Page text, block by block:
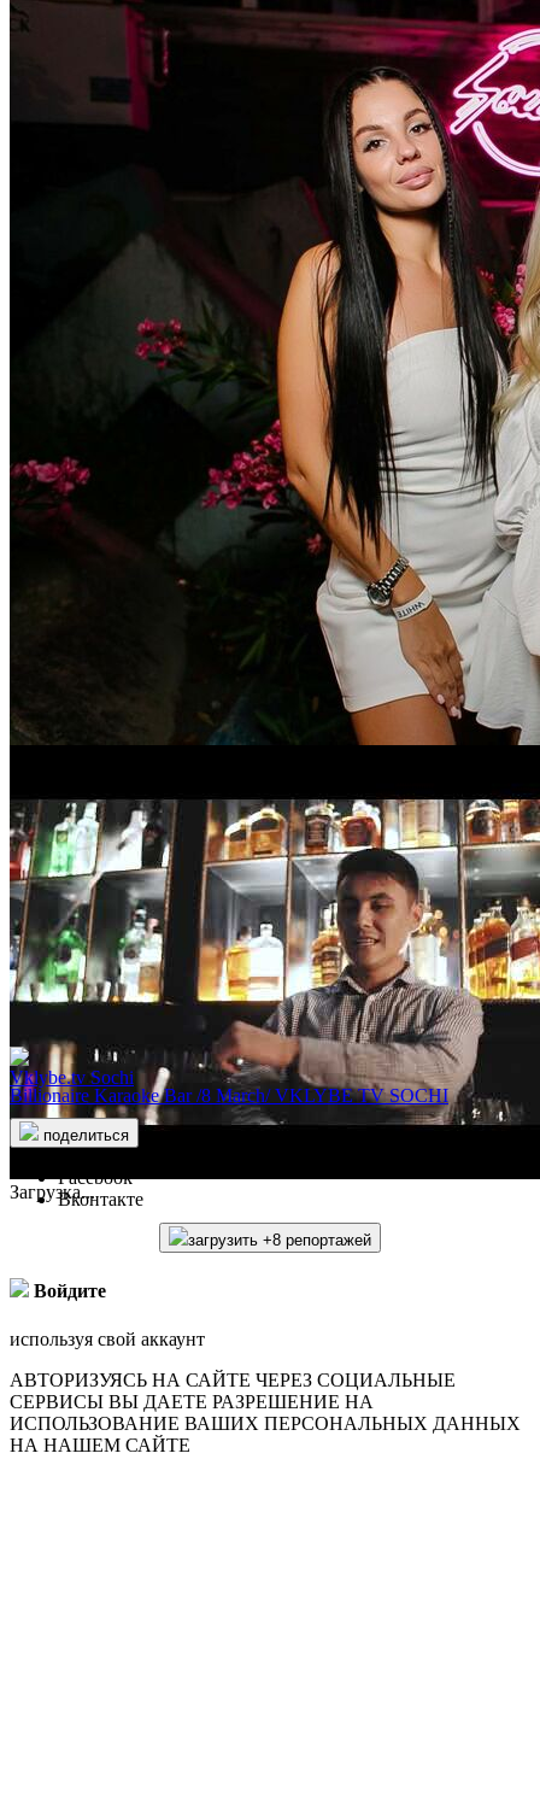
Vklybe.tv Sochi
Billionaire Karaoke Bar /8 March/ VKLYBE TV SOCHI
поделиться
Facebook
Вконтакте
Загрузка...
загрузить +8 репортажей
Войдите
используя свой аккаунт
АВТОРИЗУЯСЬ НА САЙТЕ ЧЕРЕЗ СОЦИАЛЬНЫЕ
СЕРВИСЫ ВЫ ДАЕТЕ РАЗРЕШЕНИЕ НА
ИСПОЛЬЗОВАНИЕ ВАШИХ ПЕРСОНАЛЬНЫХ ДАННЫХ
НА НАШЕМ САЙТЕ